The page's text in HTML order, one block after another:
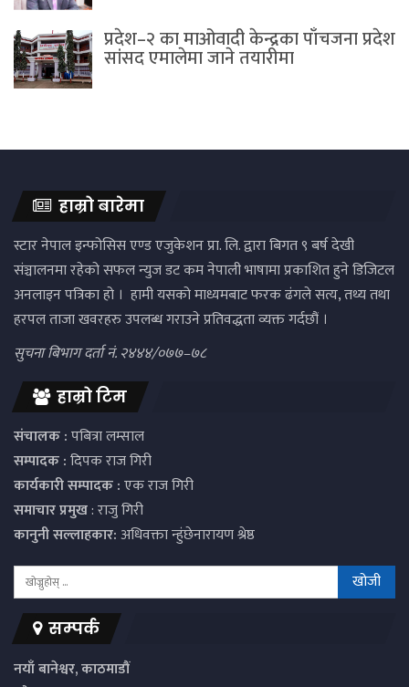
प्रदेश–२ का माओवादी केन्द्रका पाँचजना प्रदेश
सांसद एमालेमा जाने तयारीमा
हाम्रो बारेमा
स्टार नेपाल इन्फोसिस एण्ड एजुकेशन प्रा. लि. द्वारा बिगत ९ बर्ष देखी
संञ्चालनमा रहेको सफल न्युज डट कम नेपाली भाषामा प्रकाशित हुने डिजिटल
अनलाइन पत्रिका हो । हामी यसको माध्यमबाट फरक ढंगले सत्य, तथ्य तथा
हरपल ताजा खवरहरु उपलब्ध गराउने प्रतिवद्धता व्यक्त गर्दछौं ।
सुचना बिभाग दर्ता नं. २४४४/०७७–७८
हाम्रो टिम
संचालक :पबित्रा लम्साल
सम्पादक :दिपक राज गिरी
कार्यकारी सम्पादक :एक राज गिरी
समाचार प्रमुख: राजु गिरी
कानुनी सल्लाहकार:अधिवक्ता न्हुंछेनारायण श्रेष्ठ
सम्पर्क
नयाँ बानेश्वर, काठमाडौं